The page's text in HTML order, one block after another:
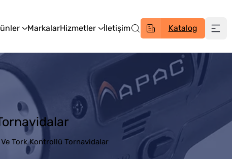
MarkalarHizmetler İletişim Katalog
Tork Kontrollü Tornavidalar